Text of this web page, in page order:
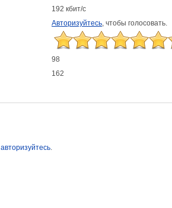
192 кбит/с
Авторизуйтесь, чтобы голосовать.
98
162
авторизуйтесь.